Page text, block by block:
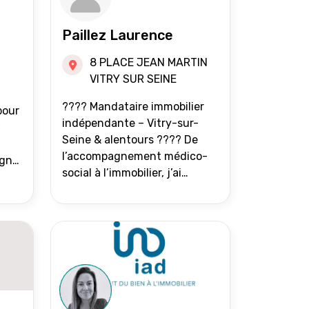
Paillez Laurence
8 PLACE JEAN MARTIN
VITRY SUR SEINE
???? Mandataire immobilier
indépendante – Vitry-sur-
Seine & alentours ???? De
l’accompagnement médico-
social à l’immobilier, j’ai
gens à avancer sereinement.
Aujourd’hui, j’accompagne
mes clients avec franchise,
écoute et énergie pour
vendre ou acheter leur bien
immobilier. ???? 300 familles
accompagnées en 8 ans, 90 %